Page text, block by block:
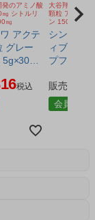
発のアミノ酸
シトルリ
㎎
アクテ
グレー
本
日まで
開発/
税込
大谷翔平選手
顆粒 アルギニ
ン 1500㎎
シンクロ
ィブモー
プフルー
期限2027
[大谷翔平
アミノ酸
販売価格
会員価格